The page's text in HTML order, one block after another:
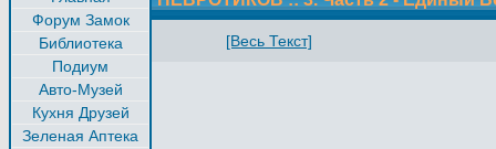
Форум Замок
Библиотека
Подиум
Авто-Музей
Кухня Друзей
Зеленая Аптека
[Весь Текст]